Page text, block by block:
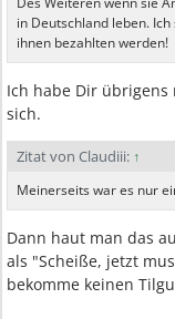
in Deutschland leben.
ihnen bezahlten werden!
Ich habe Dir
sich.
Zitat von Claudiii: ↑
Meinerseits war es nur
Dann haut man das
als "Scheiße, jetzt
bekomme keinen